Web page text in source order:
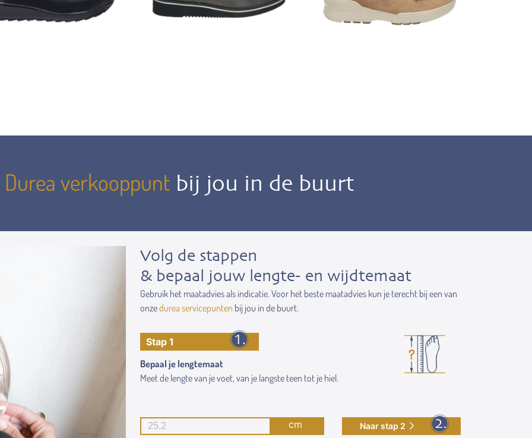
Durea verkooppunt bij jou in de buurt
Volg de stappen
& bepaal jouw lengte- en wijdtemaat
Gebruik het maatadvies als indicatie. Voor het beste maatadvies kun je terecht bij een van
onzedurea servicepunten bij jou in de buurt.
Stap 1
Bepaal je lengtemaat
Meet de lengte van je voet, van je langste teen tot je hiel.
cm Naar stap 2